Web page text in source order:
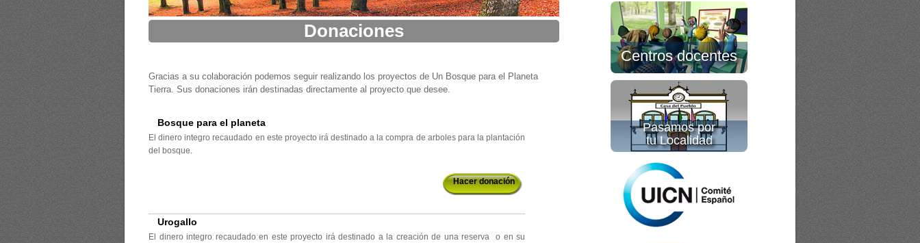
Donaciones
Gracias a su colaboración podemos seguir realizando los proyectos de Un Bosque para el Planeta
Tierra. Sus donaciones irán destinadas directamente al proyecto que desee.
Bosque para el planeta
El dinero integro recaudado en este proyecto irá destinado a la compra de arboles para la plantación
del bosque.
Hacer donación
Urogallo
El dinero integro recaudado en este proyecto irá destinado a la creación de una reserva o en su
Centros docentes
Pasamos por
tu Localidad